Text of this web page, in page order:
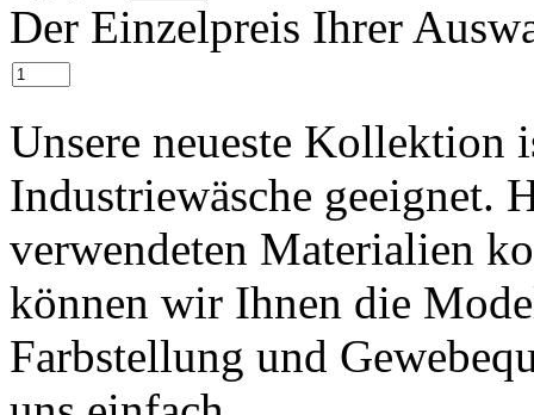
Der Einzelpreis Ihrer
Unsere neueste Kollektion
Industriewäsche geeignet.
verwendeten Materialien
können wir Ihnen die
Farbstellung und